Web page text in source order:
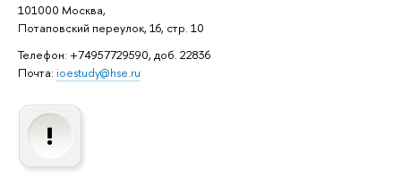
101000 Москва,
Потаповский переулок, 16, стр. 10
Телефон: +74957729590, доб. 22836
Почта: ioestudy@hse.ru